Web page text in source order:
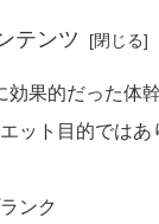
テンツ
効果的だった体
ット目的ではあ
ンク